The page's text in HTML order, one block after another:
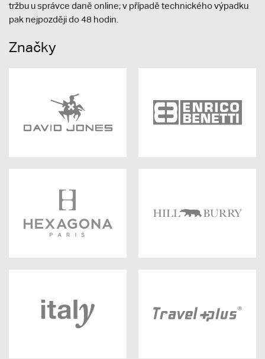
tržbu u správce daně online; v případě technického výpadku
pak nejpozději do 48 hodin.
Značky